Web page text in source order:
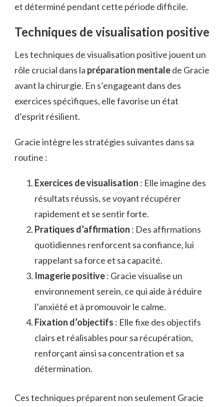
et déterminé pendant cette période difficile.
Techniques de visualisation positive
Les techniques de visualisation positive jouent un
rôle crucial dans la préparation mentalede Gracie
avant la chirurgie. En s’engageant dans des
exercices spécifiques, elle favorise un état
d’esprit résilient.
Gracie intègre les stratégies suivantes dans sa
routine :
Exercices de visualisation : Elle imagine des
résultats réussis, se voyant récupérer
rapidement et se sentir forte.
Pratiques d’affirmation : Des affirmations
quotidiennes renforcent sa confiance, lui
rappelant sa force et sa capacité.
Imagerie positive: Gracie visualise un
environnement serein, ce qui aide à réduire
l’anxiété et à promouvoir le calme.
Fixation d’objectifs : Elle fixe des objectifs
clairs et réalisables pour sa récupération,
renforçant ainsi sa concentration et sa
détermination.
Ces techniques préparent non seulement Gracie